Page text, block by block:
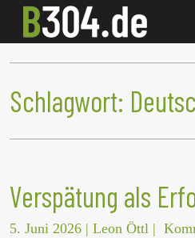
Schlagwort:
Verspätung als
5. Juni 2026 | Leon Öttl |